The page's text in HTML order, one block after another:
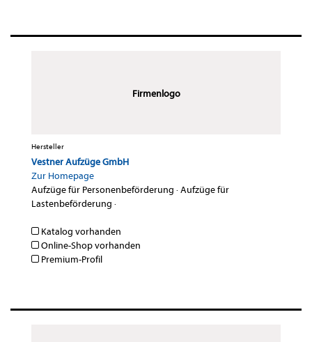
Firmenlogo
Hersteller
Vestner Aufzüge GmbH
Zur Homepage
Aufzüge für Personenbeförderung ·Aufzüge für
Lastenbeförderung ·
Katalog vorhanden
Online-Shop vorhanden
Premium-Profil